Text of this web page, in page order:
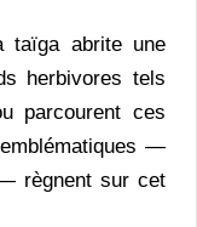
taïga abrite une
herbivores tels
parcourent ces
—
règnent sur cet